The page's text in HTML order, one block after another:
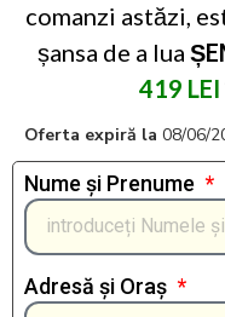
comanzi astăzi,
șansa de a lua
419 LEI
Oferta expiră la 08/06/
Nume și Prenume
Adresă și Oraș